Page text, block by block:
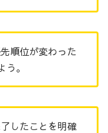
順位が変わった
。
したことを明確